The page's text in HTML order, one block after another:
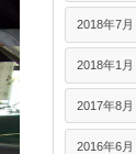
2018年7月
2018年1月
2017年8月
2016年6月